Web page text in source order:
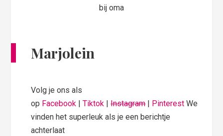
bij oma
Marjolein
Volg je ons als
op Facebook |Tiktok |Instagram| Pinterest We
vinden het superleuk als je een berichtje
achterlaat